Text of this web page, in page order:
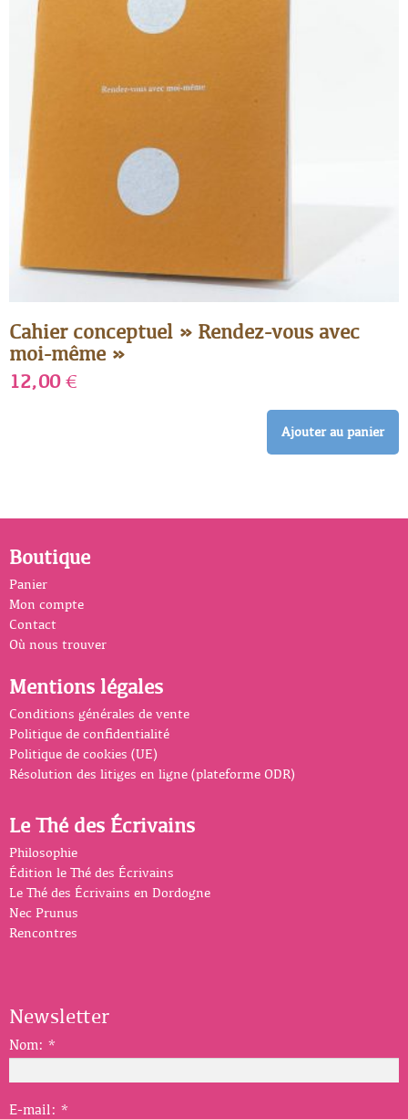
Cahier conceptuel » Rendez-vous avec
moi-même »
12,00€
Ajouter au panier
Boutique
Panier
Mon compte
Contact
Où nous trouver
Mentions légales
Conditions générales de vente
Politique de confidentialité
Politique de cookies (UE)
Résolution des litiges en ligne (plateforme ODR)
Le Thé des Écrivains
Philosophie
Édition le Thé des Écrivains
Le Thé des Écrivains en Dordogne
Nec Prunus
Rencontres
Newsletter
Nom: *
E-mail: *